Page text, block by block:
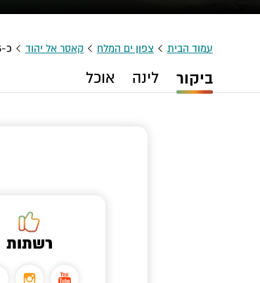
עמוד הבית צפון ים המלח קאסר אל יהוד כ-35 דקות נסיעה
ביקור לינה אוכל
רשתות